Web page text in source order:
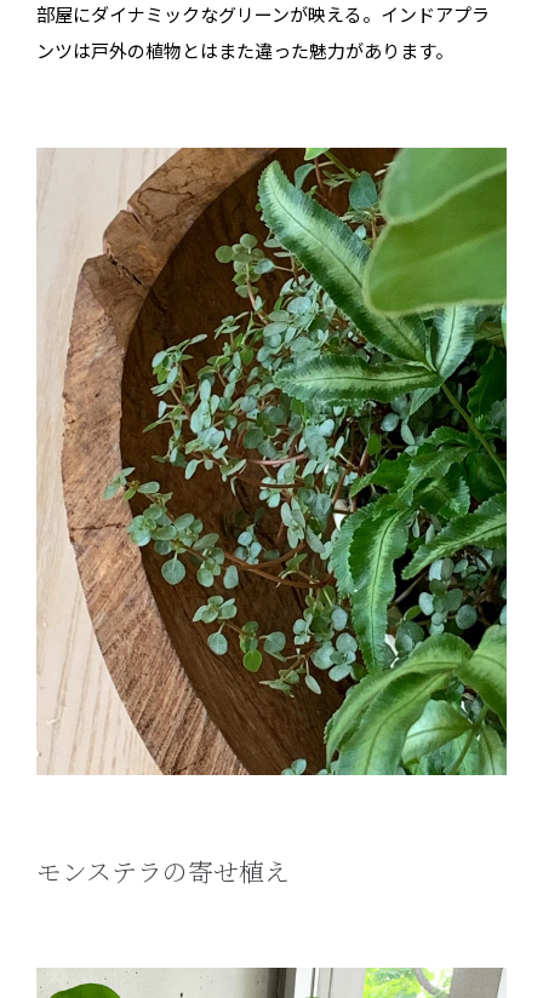
部屋にダイナミックなグリーンが映える。インドアプラ
ンツは戸外の植物とはまた違った魅力があります。
モンステラの寄せ植え